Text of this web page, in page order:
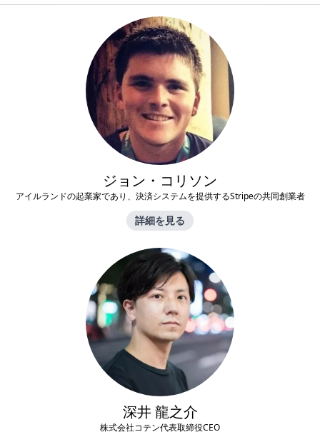
ジョン・コリソン
アイルランドの起業家であり、決済システムを提供するStripeの共同創業者
詳細を見る
深井 龍之介
株式会社コテン代表取締役CEO